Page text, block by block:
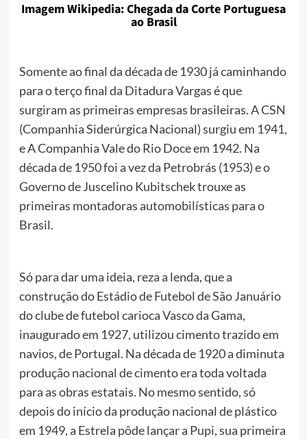
Imagem Wikipedia: Chegada da Corte Portuguesa
ao Brasil
Somente ao final da década de 1930 já caminhando
para o terço final da Ditadura Vargas é que
surgiram as primeiras empresas brasileiras. A CSN
(Companhia Siderúrgica Nacional) surgiu em 1941,
e A Companhia Vale do Rio Doce em 1942. Na
década de 1950 foi a vez da Petrobrás (1953) e o
Governo de Juscelino Kubitschek trouxe as
primeiras montadoras automobilísticas para o
Brasil.
Só para dar uma ideia, reza a lenda, que a
construção do Estádio de Futebol de São Januário
do clube de futebol carioca Vasco da Gama,
inaugurado em 1927, utilizou cimento trazido em
navios, de Portugal. Na década de 1920 a diminuta
produção nacional de cimento era toda voltada
para as obras estatais. No mesmo sentido, só
depois do início da produção nacional de plástico
em 1949, a Estrela pôde lançar a Pupi, sua primeira